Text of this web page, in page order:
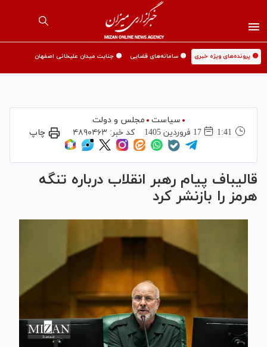
🟡 پرونده‌های ویژه خبری 🟡 سامانه‌های قضایی 🟡 جنایت میدان علیخانی اصفهان
سیاست
مجلس و دولت
1:41
17 فروردين 1405 کد خبر: ۴۸۹۰۴۶۳ چاپ
قالیباف پیام رهبر انقلاب درباره تنگه
هرمز را بازنشر کرد